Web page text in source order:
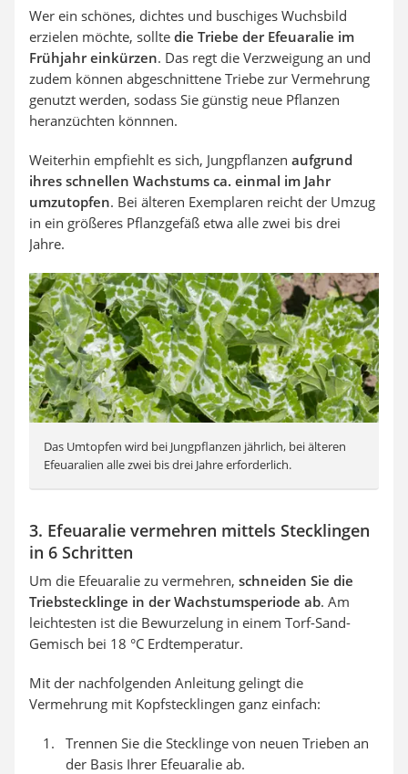
Wer ein schönes, dichtes und buschiges Wuchsbild
erzielen möchte, sollte die Triebe der Efeuaralie im
Frühjahr einkürzen. Das regt die Verzweigung an und
zudem können abgeschnittene Triebe zur Vermehrung
genutzt werden, sodass Sie günstig neue Pflanzen
heranzüchten könnnen.
Weiterhin empfiehlt es sich, Jungpflanzen aufgrund
ihres schnellen Wachstums ca. einmal im Jahr
umzutopfen. Bei älteren Exemplaren reicht der Umzug
in ein größeres Pflanzgefäß etwa alle zwei bis drei
Jahre.
Das Umtopfen wird bei Jungpflanzen jährlich, bei älteren
Efeuaralien alle zwei bis drei Jahre erforderlich.
3. Efeuaralie vermehren mittels Stecklingen
in 6 Schritten
Um die Efeuaralie zu vermehren, schneiden Sie die
Triebstecklinge in der Wachstumsperiode ab. Am
leichtesten ist die Bewurzelung in einem Torf-Sand-
Gemisch bei 18 °C Erdtemperatur.
Mit der nachfolgenden Anleitung gelingt die
Vermehrung mit Kopfstecklingen ganz einfach:
Trennen Sie die Stecklinge von neuen Trieben an
der Basis Ihrer Efeuaralie ab.